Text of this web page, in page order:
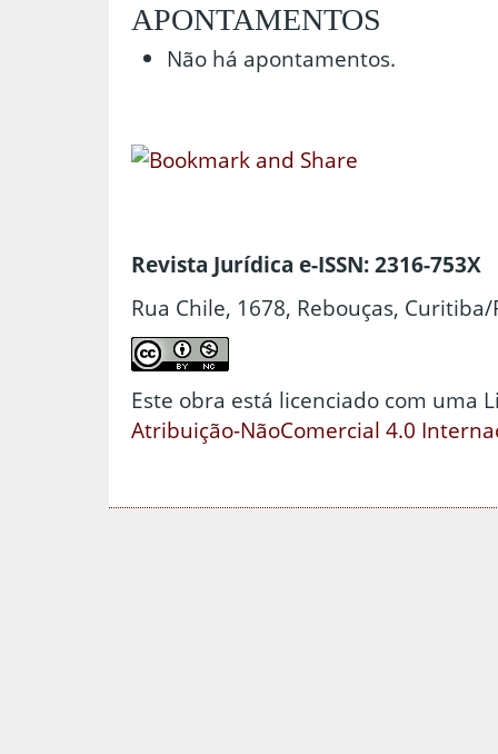
APONTAMENTOS
Não há apontamentos.
Revista Jurídica e-ISSN: 2316-753X
Rua Chile, 1678, Rebouças, Curitiba/
Este obra está licenciado com uma
Atribuição-NãoComercial 4.0